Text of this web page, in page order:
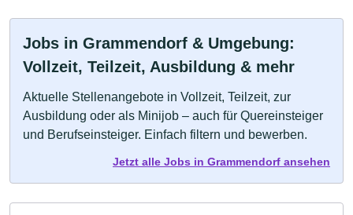
Jobs in Grammendorf & Umgebung:
Vollzeit, Teilzeit, Ausbildung & mehr
Aktuelle Stellenangebote in Vollzeit, Teilzeit, zur
Ausbildung oder als Minijob – auch für Quereinsteiger
und Berufseinsteiger. Einfach filtern und bewerben.
Jetzt alle Jobs in Grammendorf ansehen